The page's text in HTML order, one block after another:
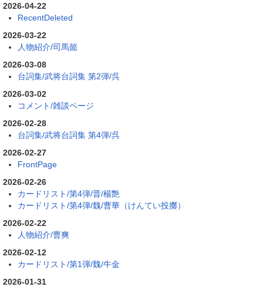
2026-04-22
RecentDeleted
2026-03-22
人物紹介/司馬懿
2026-03-08
台詞集/武将台詞集 第2弾/呉
2026-03-02
コメント/雑談ページ
2026-02-28
台詞集/武将台詞集 第4弾/呉
2026-02-27
FrontPage
2026-02-26
カードリスト/第4弾/晋/楊艶
カードリスト/第4弾/魏/曹華（けんてい投擲）
2026-02-22
人物紹介/曹爽
2026-02-12
カードリスト/第1弾/魏/牛金
2026-01-31